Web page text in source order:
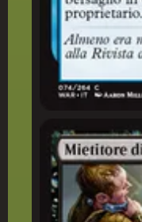
Mietitore di Scintille